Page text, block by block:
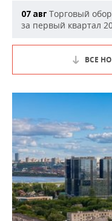
07 авг Торговый
за первый квартал
ВСЕ